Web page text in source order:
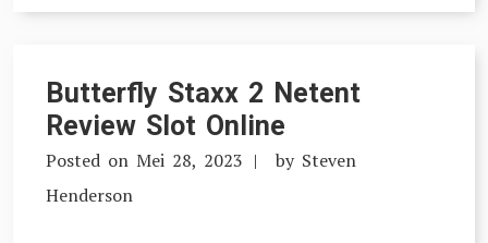
Butterfly Staxx 2 Netent
Review Slot Online
Posted on Mei 28, 2023 by Steven
Henderson